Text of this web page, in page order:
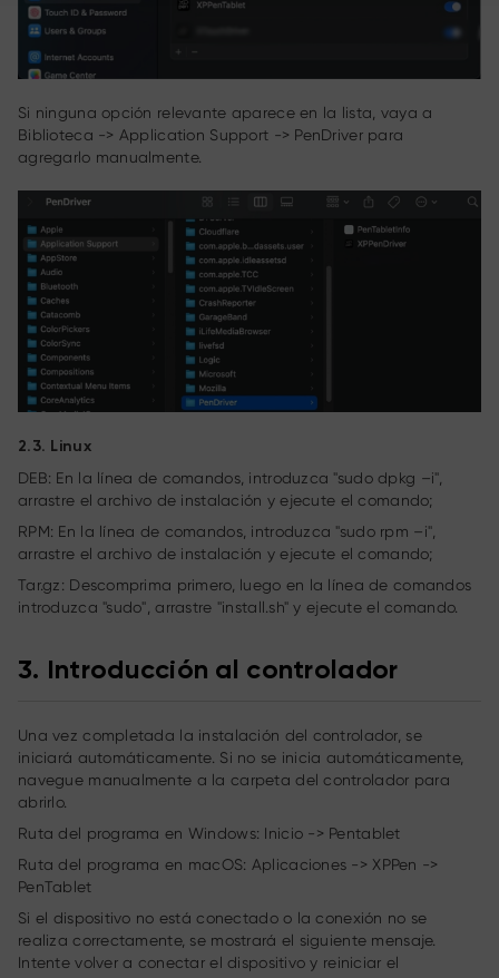
Si ninguna opción relevante aparece en la lista, vaya a
Biblioteca -> Application Support -> PenDriver para
agregarlo manualmente.
2.3. Linux
DEB: En la línea de comandos, introduzca "sudo dpkg –i",
arrastre el archivo de instalación y ejecute el comando;
RPM: En la línea de comandos, introduzca "sudo rpm –i",
arrastre el archivo de instalación y ejecute el comando;
Tar.gz: Descomprima primero, luego en la línea de comandos
introduzca "sudo", arrastre "install.sh" y ejecute el comando.
3. Introducción al controlador
Una vez completada la instalación del controlador, se
iniciará automáticamente. Si no se inicia automáticamente,
navegue manualmente a la carpeta del controlador para
abrirlo.
Ruta del programa en Windows: Inicio -> Pentablet
Ruta del programa en macOS: Aplicaciones -> XPPen ->
PenTablet
Si el dispositivo no está conectado o la conexión no se
realiza correctamente, se mostrará el siguiente mensaje.
Intente volver a conectar el dispositivo y reiniciar el